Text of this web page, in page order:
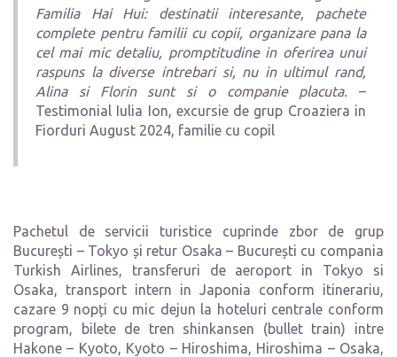
Familia Hai Hui: destinatii interesante, pachete
complete pentru familii cu copii, organizare pana la
cel mai mic detaliu, promptitudine in oferirea unui
raspuns la diverse intrebari si, nu in ultimul rand,
Alina si Florin sunt si o companie placuta. –
Testimonial Iulia Ion, excursie de grup Croaziera in
Fiorduri August 2024, familie cu copil
Pachetul de servicii turistice cuprinde zbor de grup
București – Tokyo și retur Osaka – București cu compania
Turkish Airlines, transferuri de aeroport in Tokyo si
Osaka, transport intern in Japonia conform itinerariu,
cazare 9 nopți cu mic dejun la hoteluri centrale conform
program, bilete de tren shinkansen (bullet train) intre
Hakone – Kyoto, Kyoto – Hiroshima, Hiroshima – Osaka,